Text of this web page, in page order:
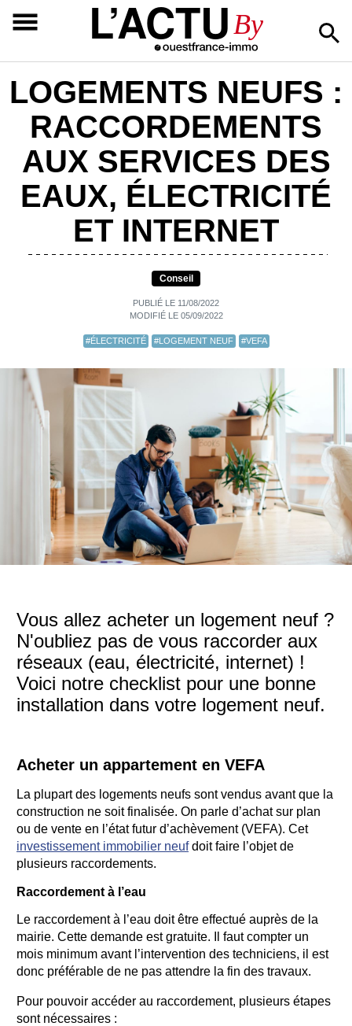
L’ACTUBy
LOGEMENTS NEUFS :
RACCORDEMENTS
AUX SERVICES DES
EAUX, ÉLECTRICITÉ
ET INTERNET
Conseil
PUBLIÉ LE 11/08/2022
MODIFIÉ LE 05/09/2022
#ÉLECTRICITÉ #LOGEMENT NEUF #VEFA
Vous allez acheter un logement neuf ?
N'oubliez pas de vous raccorder aux
réseaux (eau, électricité, internet) !
Voici notre checklist pour une bonne
installation dans votre logement neuf.
Acheter un appartement en VEFA
La plupart des logements neufs sont vendus avant que la
construction ne soit finalisée. On parle d’achat sur plan
ou de vente en l’état futur d’achèvement (VEFA). Cet
investissement immobilier neufdoit faire l’objet de
plusieurs raccordements.
Raccordement à l’eau
Le raccordement à l’eau doit être effectué auprès de la
mairie. Cette demande est gratuite. Il faut compter un
mois minimum avant l’intervention des techniciens, il est
donc préférable de ne pas attendre la fin des travaux.
Pour pouvoir accéder au raccordement, plusieurs étapes
sont nécessaires :